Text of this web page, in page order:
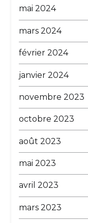
mai 2024
mars 2024
février 2024
janvier 2024
novembre 2023
octobre 2023
août 2023
mai 2023
avril 2023
mars 2023